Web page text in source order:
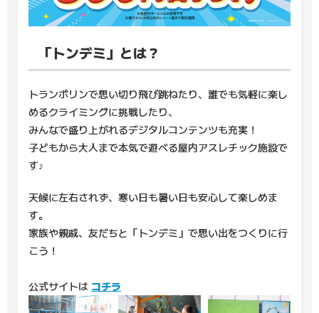
「トンデミ」とは？
トランポリンで思い切り飛び跳ねたり、誰でも気軽に楽し
めるクライミングに挑戦したり、
みんなで盛り上がれるデジタルコンテンツも充実！
子どもから大人まで本気で遊べる屋内アスレチック施設で
す♪
天候に左右されず、寒い日も暑い日も安心して楽しめま
す。
家族や親戚、友だちと「トンデミ」で思い出をつくりに行
こう！
公式サイトは コチラ